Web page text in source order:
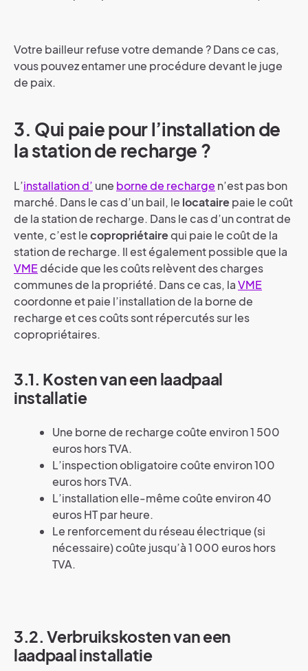
Votre bailleur refuse votre demande ? Dans ce cas,
vous pouvez entamer une procédure devant le juge
de paix.
3. Qui paie pour l’installation de
la station de recharge ?
L’installation d’ une borne de recharge n’est pas bon
marché. Dans le cas d’un bail, le locatairepaie le coût
de la station de recharge. Dans le cas d’un contrat de
vente, c’est lecopropriétairequi paie le coût de la
station de recharge. Il est également possible que la
VMEdécide que les coûts relèvent des charges
communes de la propriété. Dans ce cas, laVME
coordonne et paie l’installation de la borne de
recharge et ces coûts sont répercutés sur les
copropriétaires.
3.1. Kosten van een laadpaal
installatie
Une borne de recharge coûte environ 1 500
euros hors TVA.
L’inspection obligatoire coûte environ 100
euros hors TVA.
L’installation elle-même coûte environ 40
euros HT par heure.
Le renforcement du réseau électrique (si
nécessaire) coûte jusqu’à 1 000 euros hors
TVA.
3.2. Verbruikskosten van een
laadpaal installatie